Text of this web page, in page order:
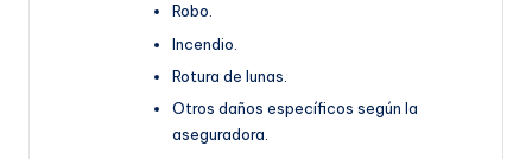
Robo.
Incendio.
Rotura de lunas.
Otros daños específicos según la
aseguradora.